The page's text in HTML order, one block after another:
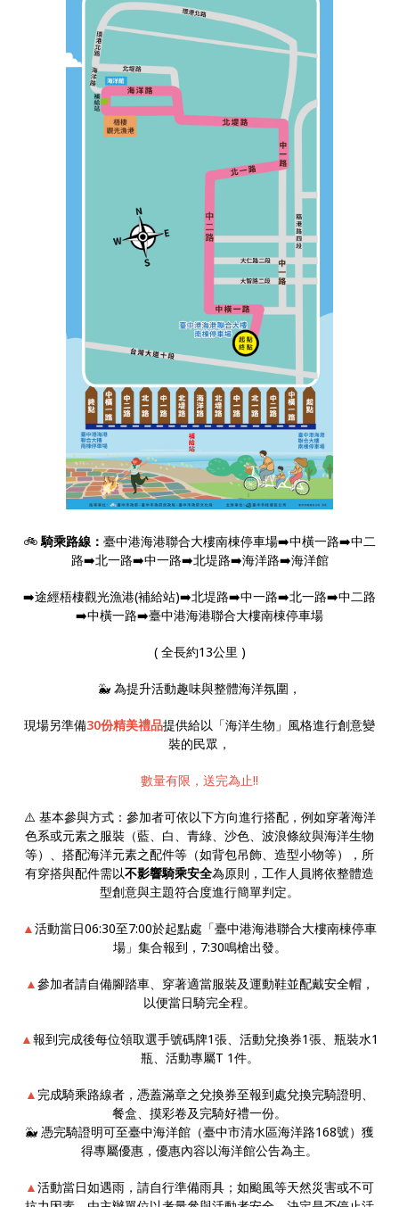
🚲 騎乘路線： 臺中港海港聯合大樓南棟停車場➡️中橫一路➡️中二
路➡️北一路➡️中一路➡️北堤路➡️海洋路➡️海洋館
➡️途經梧棲觀光漁港(補給站)➡️北堤路➡️中一路➡️北一路➡️中二路
➡️中橫一路➡️臺中港海港聯合大樓南棟停車場
( 全長約13公里 )
🐳 為提升活動趣味與整體海洋氛圍，
現場另準備30份精美禮品提供給以「海洋生物」風格進行創意變
裝的民眾，
數量有限，送完為止!!
⚠️ 基本參與方式：參加者可依以下方向進行搭配，例如穿著海洋
色系或元素之服裝（藍、白、青綠、沙色、波浪條紋與海洋生物
等）、搭配海洋元素之配件等（如背包吊飾、造型小物等），所
有穿搭與配件需以不影響騎乘安全為原則，工作人員將依整體造
型創意與主題符合度進行簡單判定。
▲活動當日06:30至7:00於起點處「臺中港海港聯合大樓南棟停車
場」集合報到，7:30鳴槍出發。
▲參加者請自備腳踏車、穿著適當服裝及運動鞋並配戴安全帽，
以便當日騎完全程。
▲報到完成後每位領取選手號碼牌1張、活動兌換券1張、瓶裝水1
瓶、活動專屬T 1件。
▲ 完成騎乘路線者，憑蓋滿章之兌換券至報到處兌換完騎證明、
餐盒、摸彩卷及完騎好禮一份。
🐳 憑完騎證明可至臺中海洋館（臺中市清水區海洋路168號）獲
得專屬優惠，優惠內容以海洋館公告為主。
▲活動當日如遇雨，請自行準備雨具；如颱風等天然災害或不可